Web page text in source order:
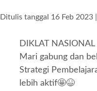
Ditulis tanggal 16 Feb 2023
DIKLAT NASIONAL
Mari gabung dan
Strategi
lebih aktif🤩😆